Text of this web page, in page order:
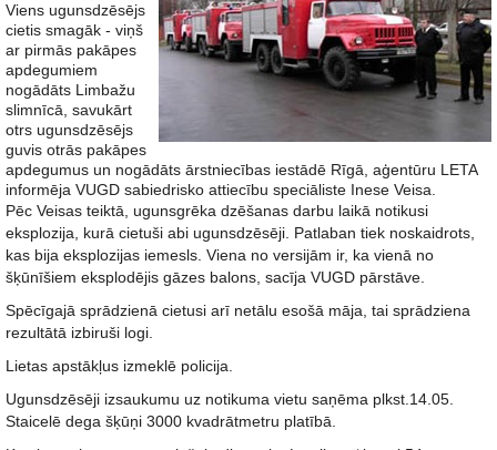
Viens ugunsdzēsējs
cietis smagāk - viņš
ar pirmās pakāpes
apdegumiem
nogādāts Limbažu
slimnīcā, savukārt
otrs ugunsdzēsējs
guvis otrās pakāpes
apdegumus un nogādāts ārstniecības iestādē Rīgā, aģentūru LETA
informēja VUGD sabiedrisko attiecību speciāliste Inese Veisa.
Pēc Veisas teiktā, ugunsgrēka dzēšanas darbu laikā notikusi
eksplozija, kurā cietuši abi ugunsdzēsēji. Patlaban tiek noskaidrots,
kas bija eksplozijas iemesls. Viena no versijām ir, ka vienā no
šķūnīšiem eksplodējis gāzes balons, sacīja VUGD pārstāve.
Spēcīgajā sprādzienā cietusi arī netālu esošā māja, tai sprādziena
rezultātā izbiruši logi.
Lietas apstākļus izmeklē policija.
Ugunsdzēsēji izsaukumu uz notikuma vietu saņēma plkst.14.05.
Staicelē dega šķūņi 3000 kvadrātmetru platībā.